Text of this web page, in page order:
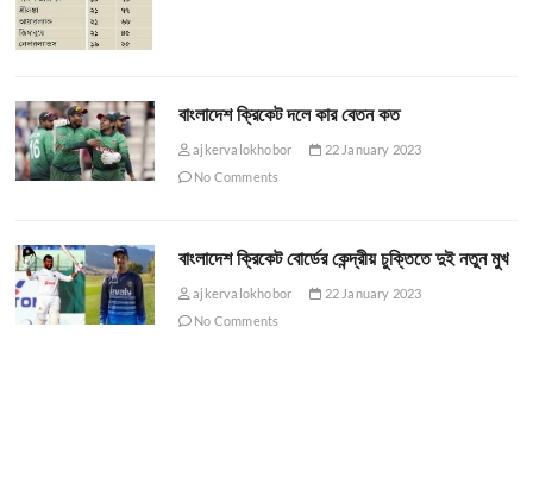
বাংলাদেশ ক্রিকেট দলে কার বেতন কত
ajkervalokhobor
22 January 2023
No Comments
বাংলাদেশ ক্রিকেট বোর্ডের কেন্দ্রীয় চুক্তিতে দুই নতুন মুখ
ajkervalokhobor
22 January 2023
No Comments